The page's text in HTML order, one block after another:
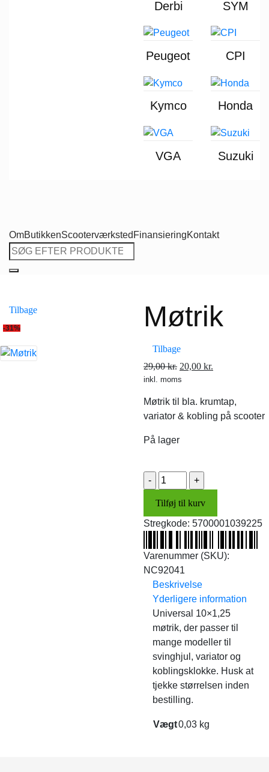
Derbi SYM
Peugeot CPI
Kymco Honda
VGA Suzuki
OmButikkenScooterværksted FinansieringKontakt
Søg
efter:
Tilbage
-31% Møtrik
Tilbage
29,00kr. Den
oprindelige
29,00 kr..
20,00 kr.
20,00 kr..
inkl. moms
Møtrik til bla. krumtap,
variator & kobling på scooter
På lager
Møtrik
antal
Tilføj til kurv
Stregkode: 5700001039225
Varenummer (SKU):
NC92041
Beskrivelse
Yderligere information
Universal 10×1,25
møtrik, der passer til
mange modeller til
svinghjul, variator og
koblingsklokke. Husk at
tjekke størrelsen inden
bestilling.
Vægt0,03 kg